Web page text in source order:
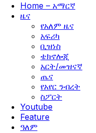
Home – አማርኛ
ዜና
የአለም ዜና
አፍሪካ
ቢዝነስ
ቴክኖሎጂ
አርት/መዝናኛ
ጤና
የአየር ንብረት
ስፖርት
Youtube
Feature
ዓለም